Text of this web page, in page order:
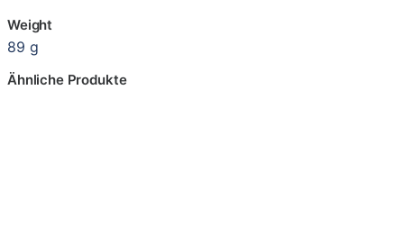
Weight
89 g
Ähnliche Produkte